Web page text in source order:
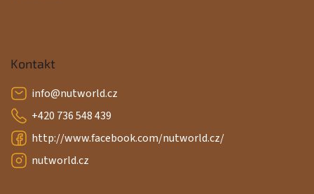
Kontakt
info@nutworld.cz
+420 736 548 439
http://www.facebook.com/nutworld.cz/
nutworld.cz